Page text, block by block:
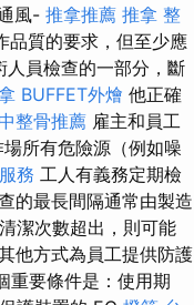
風- 推拿推薦 推拿 整
品質的要求，但至少應
員檢查的一部分，斷
BUFFET外燴 他正確
整骨推薦 雇主和員工
所有危險源（例如噪
務 工人有義務定期檢
的最長間隔通常由製造
潔次數超出，則可能
他方式為員工提供防護
重要條件是：使用期